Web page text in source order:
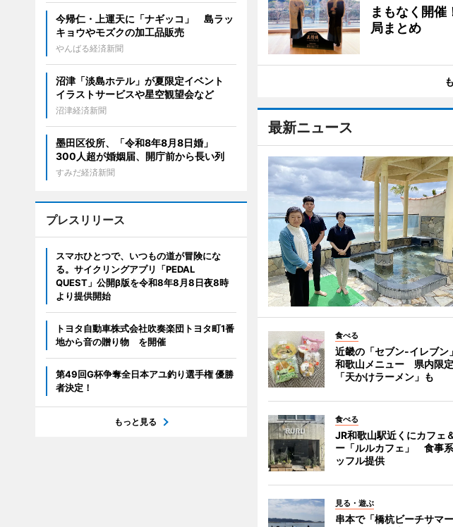
まもなく開
局まとめ
最新ニュース
食べる
近畿の「セブン-イレブン
和歌山メニュー 県内限定
「天かけラーメン」も
食べる
JR和歌山駅近くにカフェ
ー「ルルカフェ」 食事
ッフル提供
見る・遊ぶ
串本で「橋杭ビーチサマ
今帰仁・上運天に「ナギッコ」 島ラッ
キョウやモズクの加工品販売
やんばる経済新聞
沼津「淡島ホテル」が夏限定イベント
イラストサービスや星空観望会など
沼津経済新聞
墨田区役所、「令和8年8月8日婚」
300人超が婚姻届、開庁前から長い列
すみだ経済新聞
プレスリリース
スマホひとつで、いつもの道が冒険にな
る。サイクリングアプリ「PEDAL
QUEST」公開β版を令和8年8月8日夜8時
より提供開始
トヨタ自動車株式会社吹奏楽団トヨタ町1番
地から音の贈り物 を開催
第49回G杯争奪全日本アユ釣り選手権 優勝
者決定！
もっと見る